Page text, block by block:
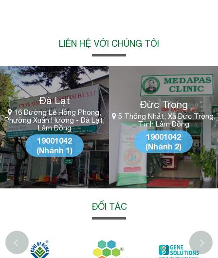
LIÊN HỆ VỚI CHÚNG TÔI
Đà Lạt
16 Đường Lê Hồng Phong,
Phường Xuân Hương - Đà Lạt,
Lâm Đồng
19001042
(Nhánh 1)
Đức Trọng
5 Thống Nhất; Xã Đức Trọng;
Tỉnh Lâm Đồng
19001042
(Nhánh 2)
ĐỐI TÁC
‹